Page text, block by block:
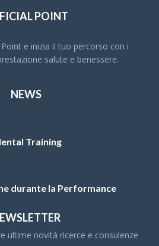
POINT
e inizia il tuo percorso con i
salute e benessere.
NEWS
Training
durante la Performance
ultime novità ricerce e consulenze